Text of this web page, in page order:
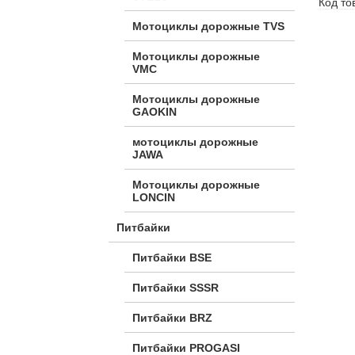
Мотоциклы дорожные TVS
Мотоциклы дорожные
VMC
Мотоциклы дорожные
GAOKIN
мотоциклы дорожные
JAWA
Мотоциклы дорожные
LONCIN
Питбайки
Питбайки BSE
Питбайки SSSR
Питбайки BRZ
Питбайки PROGASI